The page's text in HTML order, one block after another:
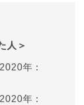
人＞
年：
年：